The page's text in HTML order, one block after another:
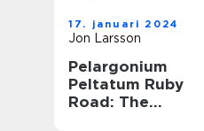
17. januari 2024
Jon Larsson
Pelargonium
Peltatum Ruby
Road: The